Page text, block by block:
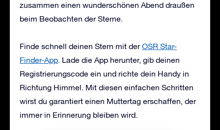
zusammen einen wunderschönen Abend draußen
beim Beobachten der Sterne.
Finde schnell deinen Stern mit derOSR Star-
Finder-App. Lade die App herunter, gib deinen
Registrierungscode ein und richte dein Handy in
Richtung Himmel. Mit diesen einfachen Schritten
wirst du garantiert einen Muttertag erschaffen, der
immer in Erinnerung bleiben wird.